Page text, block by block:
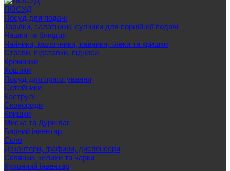
ПОСУД
Посуд для подачі
Тарілки, салатники, супники для порційної подачі
Чашки та блюдця
Чайники, молочники, кавники, глеки та кришки
Страви, підставки, підноси
Креманки
Кошики
Посуд для приготування
Сотейники
Каструлі
Сковороди
Кришки
Миска та Дуршлаг
Барний інвентар
Скло
Декантери, графини, диспенсери
Склянки, келихи та чарки
Кухонний інвентар